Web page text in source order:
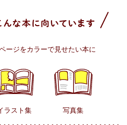
ージをカラーで見せたい本に
ラスト集 写真集